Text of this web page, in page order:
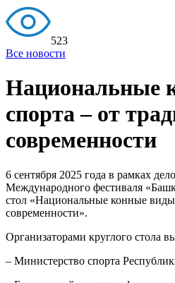
523
Все новости
Национальные
спорта – от
современности
6 сентября 2025 года в рамках
Международного фестиваля
стол «Национальные конные
современности».
Организаторами круглого стола
– Министерство спорта